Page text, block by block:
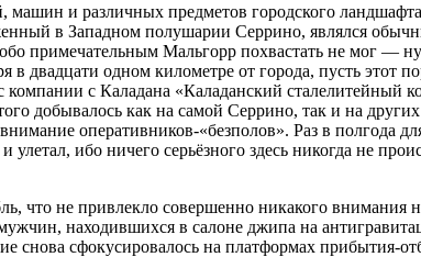
машин и различных предметов городского
в Западном полушарии Серрино, являлся
примечательным Мальгорр похвастать не мог —
двадцати одном километре от города, пусть этот
с Каладана «Каладанский сталелитейный
добывалось как на самой Серрино, так и на
оперативников-«безполов». Раз в полгода
ибо ничего серьёзного здесь никогда не
что не привлекло совершенно никакого
находившихся в салоне джипа на
снова сфокусировалось на платформах прибытия-